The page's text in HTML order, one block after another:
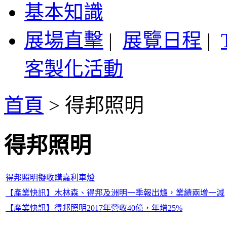
基本知識
展場直擊 | 展覽日程 |
客製化活動
首頁 > 得邦照明
得邦照明
得邦照明擬收購嘉利車燈
【產業快訊】木林森、得邦及洲明一季報出爐，業績兩增一減
【產業快訊】得邦照明2017年營收40億，年增25%